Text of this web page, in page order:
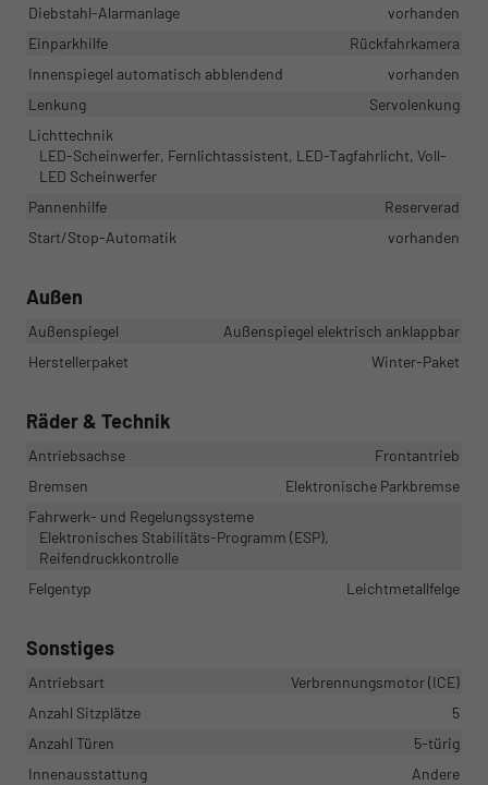
Diebstahl-Alarmanlage
vorhanden
Einparkhilfe
Rückfahrkamera
Innenspiegel automatisch abblendend
vorhanden
Lenkung
Servolenkung
Lichttechnik
LED-Scheinwerfer, Fernlichtassistent, LED-Tagfahrlicht, Voll-
LED Scheinwerfer
Pannenhilfe
Reserverad
Start/Stop-Automatik
vorhanden
Außen
Außenspiegel
Außenspiegel elektrisch anklappbar
Herstellerpaket
Winter-Paket
Räder & Technik
Antriebsachse
Frontantrieb
Bremsen
Elektronische Parkbremse
Fahrwerk- und Regelungssysteme
Elektronisches Stabilitäts-Programm (ESP),
Reifendruckkontrolle
Felgentyp
Leichtmetallfelge
Sonstiges
Antriebsart
Verbrennungsmotor (ICE)
Anzahl Sitzplätze
5
Anzahl Türen
5-türig
Innenausstattung
Andere